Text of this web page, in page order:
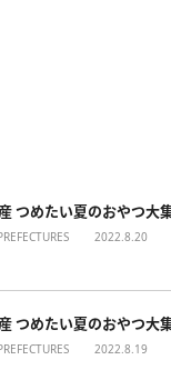
つめたい夏のおやつ大
2022.8.20
つめたい夏のおやつ大
2022.8.19